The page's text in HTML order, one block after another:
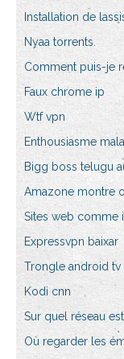
Installation de
Nyaa torrents.
Comment puis-je
Faux chrome ip
Wtf vpn
Enthousiasme
Bigg boss telugu
Amazone montre
Sites web comme
Expressvpn baixar
Trongle android tv
Kodi cnn
Sur quel réseau
Où regarder les